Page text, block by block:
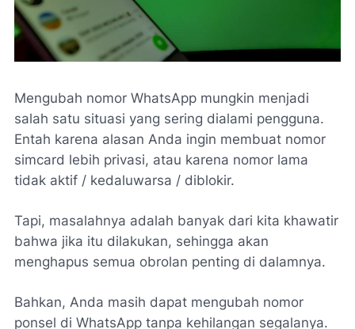
Mengubah nomor WhatsApp mungkin menjadi
salah satu situasi yang sering dialami pengguna.
Entah karena alasan Anda ingin membuat nomor
simcard lebih privasi, atau karena nomor lama
tidak aktif / kedaluwarsa / diblokir.
Tapi, masalahnya adalah banyak dari kita khawatir
bahwa jika itu dilakukan, sehingga akan
menghapus semua obrolan penting di dalamnya.
Bahkan, Anda masih dapat mengubah nomor
ponsel di WhatsApp tanpa kehilangan segalanya.